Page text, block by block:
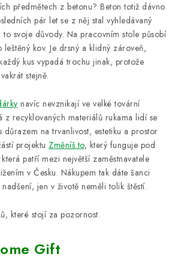
Náhradní plnění a zákon
FAQ - OOPP
Obchodní podmínky
údajů
O společnosti a kontakty
předmětech z betonu? Beton totiž dávno
pár let se z něj stal vyhledávaný
svoje důvody. Na pracovním stole působí
kov. Je drsný a klidný zároveň,
kus vypadá trochu jinak, protože
stejně.
navíc nevznikají ve velké tovární
z recyklovaných materiálů rukama lidí se
důrazem na trvanlivost, estetiku a prostor
projektu Změníš.to, který funguje pod
patří mezi největší zaměstnavatele
v Česku. Nákupem tak dáte šanci
jen v životě neměli tolik štěstí.
které stojí za pozornost.
Gift